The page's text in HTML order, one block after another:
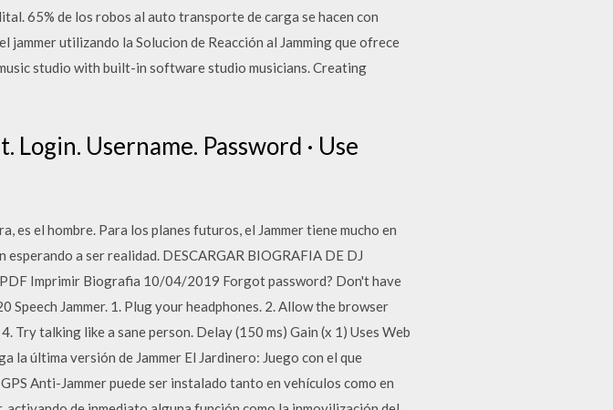
65% de los robos al auto transporte de carga se hacen con
utilizando la Solucion de Reacción al Jamming que ofrece
studio with built-in software studio musicians. Creating
Username. Password · Use
es el hombre. Para los planes futuros, el Jammer tiene mucho en
a ser realidad. DESCARGAR BIOGRAFIA DE DJ
Imprimir Biografia 10/04/2019 Forgot password? Don't have
Jammer. 1. Plug your headphones. 2. Allow the browser
Try talking like a sane person. Delay (150 ms) Gain (x 1) Uses Web
la última versión de Jammer El Jardinero: Juego con el que
Anti-Jammer puede ser instalado tanto en vehículos como en